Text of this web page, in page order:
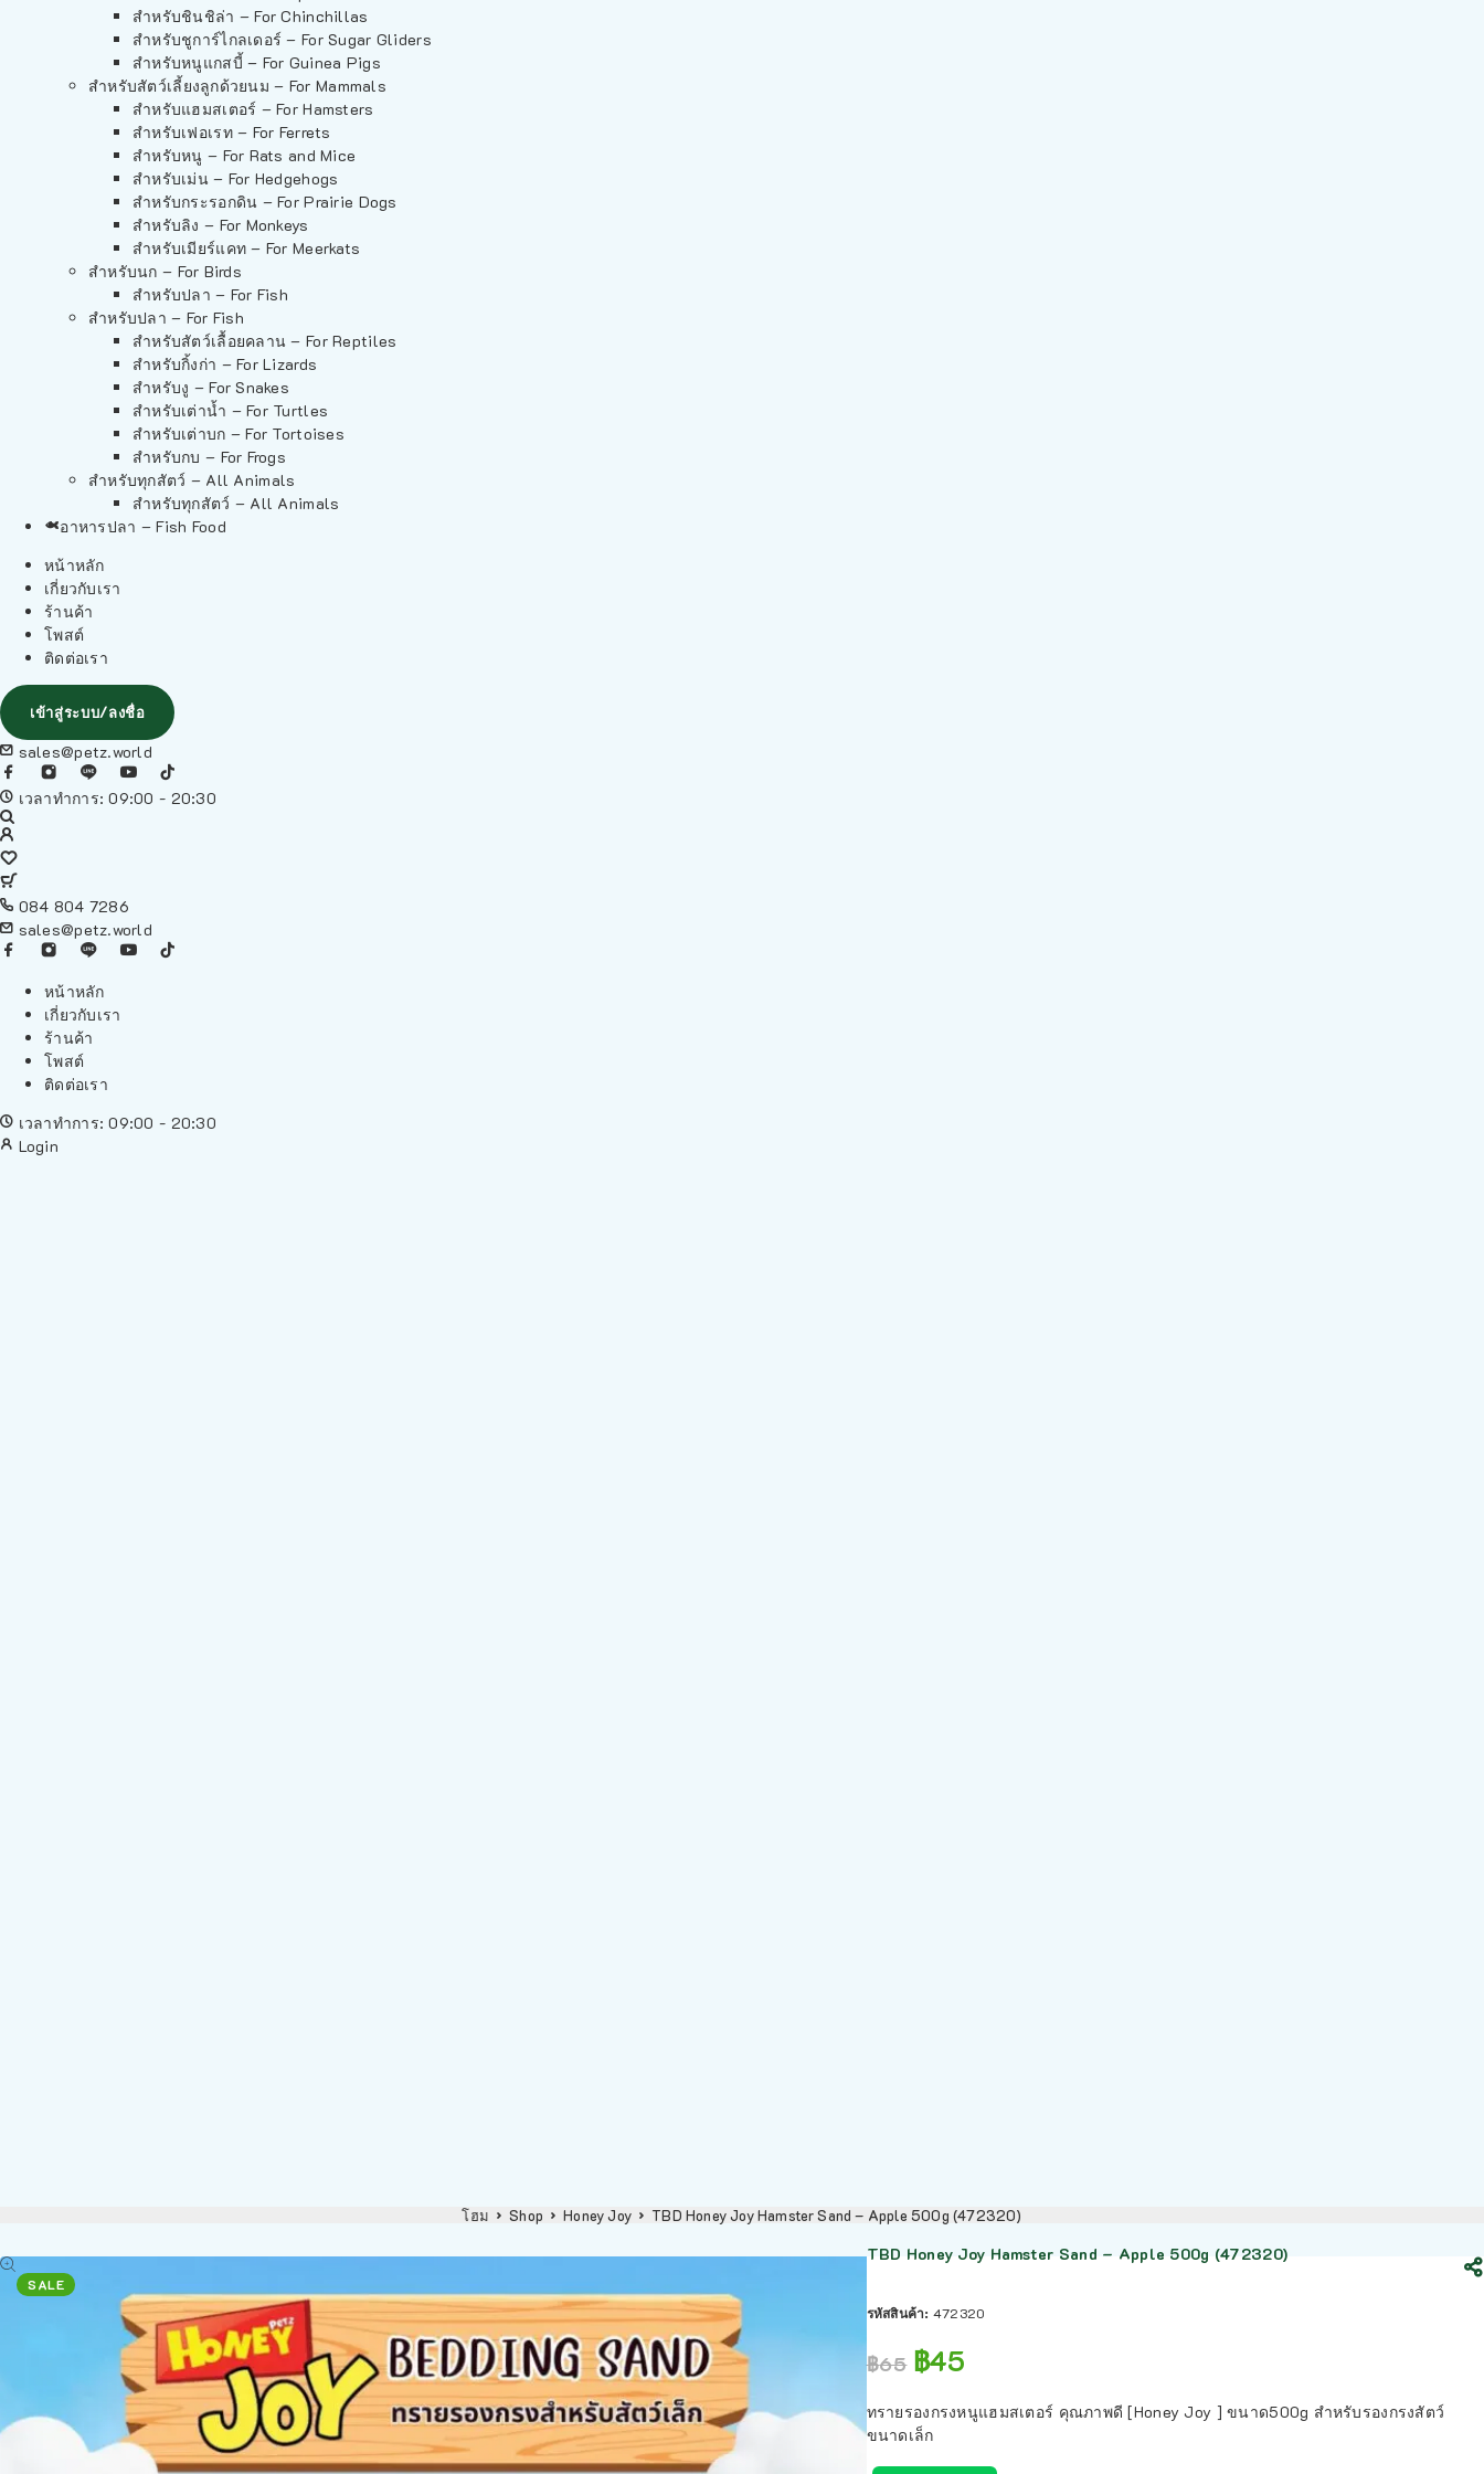
สำหรับชินชิล่า – For Chinchillas
สำหรับชูการ์ไกลเดอร์ – For Sugar Gliders
สำหรับหนูแกสบี้ – For Guinea Pigs
สำหรับสัตว์เลี้ยงลูกด้วยนม – For Mammals
สำหรับแฮมสเตอร์ – For Hamsters
สำหรับเฟอเรท – For Ferrets
สำหรับหนู – For Rats and Mice
สำหรับเม่น – For Hedgehogs
สำหรับกระรอกดิน – For Prairie Dogs
สำหรับลิง – For Monkeys
สำหรับเมียร์แคท – For Meerkats
สำหรับนก – For Birds
สำหรับปลา – For Fish
สำหรับปลา – For Fish
สำหรับสัตว์เลื้อยคลาน – For Reptiles
สำหรับกิ้งก่า – For Lizards
สำหรับงู – For Snakes
สำหรับเต่าน้ำ – For Turtles
สำหรับเต่าบก – For Tortoises
สำหรับกบ – For Frogs
สำหรับทุกสัตว์ – All Animals
สำหรับทุกสัตว์ – All Animals
อาหารปลา – Fish Food
หน้าหลัก
เกี่ยวกับเรา
ร้านค้า
โพสต์
ติดต่อเรา
เข้าสู่ระบบ/ลงชื่อ
sales@petz.world
เวลาทำการ: 09:00 - 20:30
084 804 7286
sales@petz.world
หน้าหลัก
เกี่ยวกับเรา
ร้านค้า
โพสต์
ติดต่อเรา
เวลาทำการ: 09:00 - 20:30
Login
โฮม Shop Honey Joy TBD Honey Joy Hamster Sand – Apple 500g (472320)
SALE
TBD Honey Joy Hamster Sand – Apple 500g (472320)
รหัสสินค้า: 472320
฿65 ฿45
ทรายรองกรงหนูแฮมสเตอร์ คุณภาพดี [Honey Joy ] ขนาด500g สำหรับรองกรงสัตว์
ขนาดเล็ก